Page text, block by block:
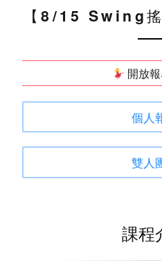
【8/15 Swing搖
開放
個人
雙人
課程